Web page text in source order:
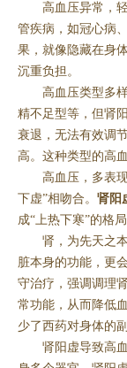
高血压异常，
管疾病，如冠心病
果，就像隐藏在身
沉重负担。
高血压类型多
精不足型等，但肾
衰退，无法有效调
高。这种类型的高
高血压，多表
下虚”相吻合。 肾阳
成“上热下寒”的格
肾，为先天之
脏本身的功能，更
守治疗，强调调理
常功能，从而降低
少了西药对身体的副
肾阳虚导致高